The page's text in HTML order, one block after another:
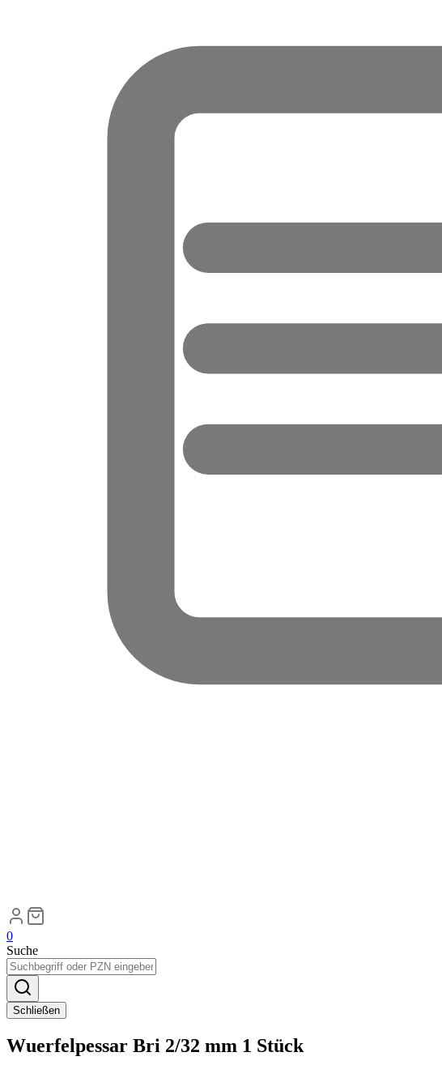
0
Suche
Schließen
Wuerfelpessar Bri 2/32 mm 1 Stück